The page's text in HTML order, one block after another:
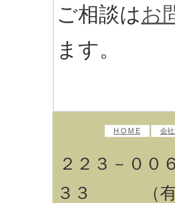
ご相談はお
ます。
H O M E 会
２２３－００
３３ （有